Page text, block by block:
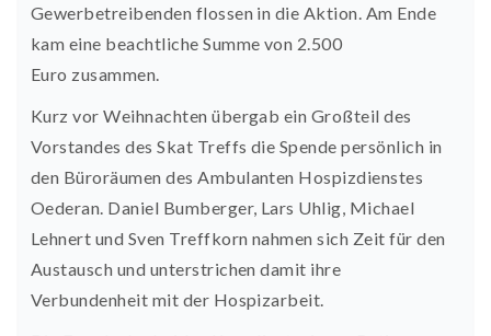
Gewerbetreibenden flossen in die Aktion. Am Ende
kam eine beachtliche Summe von 2.500
Euro zusammen.
Kurz vor Weihnachten übergab ein Großteil des
Vorstandes des Skat Treffs die Spende persönlich in
den Büroräumen des Ambulanten Hospizdienstes
Oederan. Daniel Bumberger, Lars Uhlig, Michael
Lehnert und Sven Treffkorn nahmen sich Zeit für den
Austausch und unterstrichen damit ihre
Verbundenheit mit der Hospizarbeit.